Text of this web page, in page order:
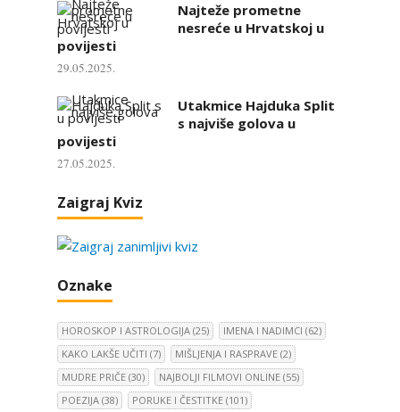
Najteže prometne
nesreće u Hrvatskoj u
povijesti
29.05.2025.
Utakmice Hajduka Split
s najviše golova u
povijesti
27.05.2025.
Zaigraj Kviz
Oznake
HOROSKOP I ASTROLOGIJA (25) IMENA I NADIMCI (62)
KAKO LAKŠE UČITI (7) MIŠLJENJA I RASPRAVE (2)
MUDRE PRIČE (30) NAJBOLJI FILMOVI ONLINE (55)
POEZIJA (38) PORUKE I ČESTITKE (101)